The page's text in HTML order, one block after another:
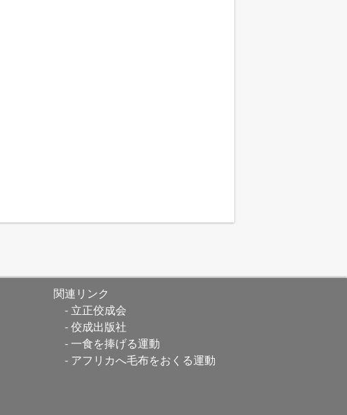
関連リンク
立正佼成会
佼成出版社
一食を捧げる運動
アフリカへ毛布をおくる運動